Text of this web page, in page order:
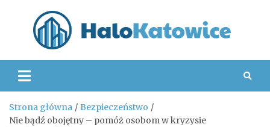
Strona główna
Bezpieczeństwo
Nie bądź obojętny – pomóż osobom w kryzysie